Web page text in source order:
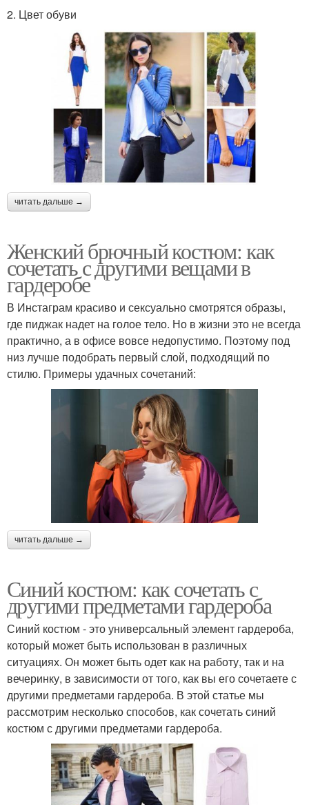
2. Цвет обуви
читать дальше →
Женский брючный костюм: как
сочетать с другими вещами в
гардеробе
В Инстаграм красиво и сексуально смотрятся образы,
где пиджак надет на голое тело. Но в жизни это не всегда
практично, а в офисе вовсе недопустимо. Поэтому под
низ лучше подобрать первый слой, подходящий по
стилю. Примеры удачных сочетаний:
читать дальше →
Синий костюм: как сочетать с
другими предметами гардероба
Синий костюм - это универсальный элемент гардероба,
который может быть использован в различных
ситуациях. Он может быть одет как на работу, так и на
вечеринку, в зависимости от того, как вы его сочетаете с
другими предметами гардероба. В этой статье мы
рассмотрим несколько способов, как сочетать синий
костюм с другими предметами гардероба.